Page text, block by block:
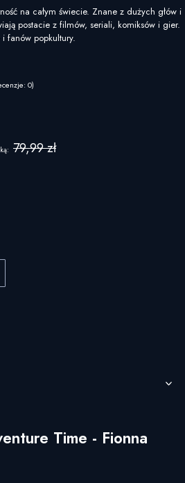
na całym świecie. Znane z dużych głów i
postacie z filmów, seriali, komiksów i gier.
fanów popkultury.
0)
79,99 zł
Time - Fionna